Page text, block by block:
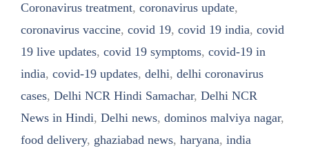
Coronavirus treatment, coronavirus update,
coronavirus vaccine, covid 19, covid 19 india, covid
19 live updates, covid 19 symptoms, covid-19 in
india, covid-19 updates, delhi, delhi coronavirus
cases, Delhi NCR Hindi Samachar, Delhi NCR
News in Hindi, Delhi news, dominos malviya nagar,
food delivery, ghaziabad news, haryana, india